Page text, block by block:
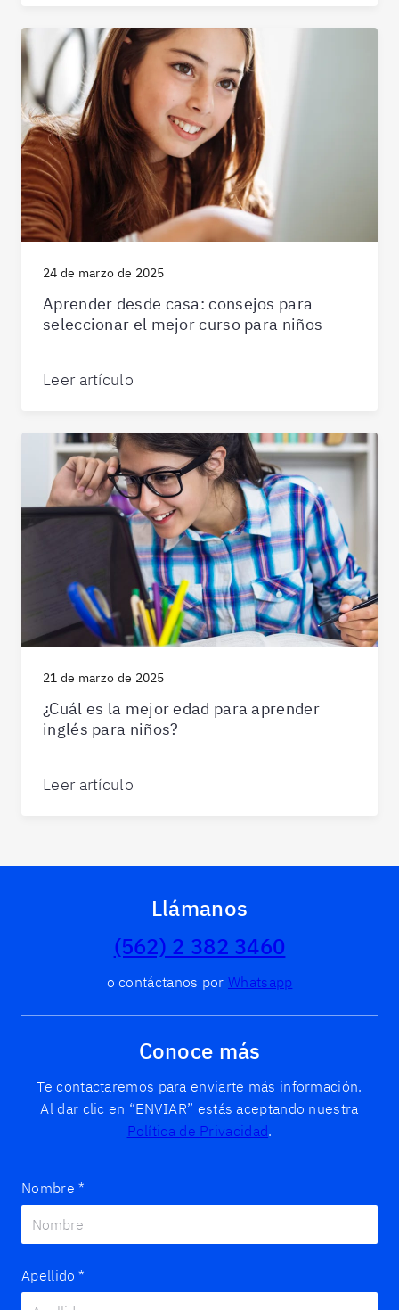
24 de marzo de 2025
Aprender desde casa: consejos para
seleccionar el mejor curso para niños
Leer artículo
21 de marzo de 2025
¿Cuál es la mejor edad para aprender
inglés para niños?
Leer artículo
Llámanos
(562) 2 382 3460
o contáctanos por Whatsapp
Conoce más
Te contactaremos para enviarte más información.
Al dar clic en “ENVIAR” estás aceptando nuestra
Política de Privacidad.
Nombre *
Apellido *